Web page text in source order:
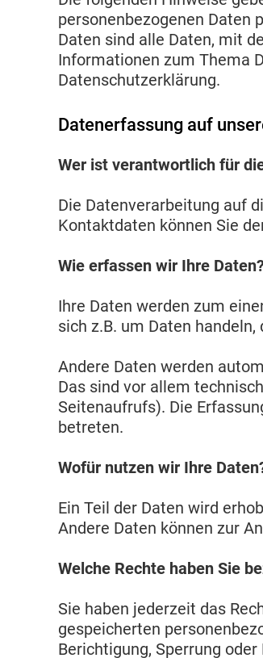
personenbezogenen Daten
Daten sind alle Daten, mit
Informationen zum Thema
Datenschutzerklärung.
Datenerfassung auf
Wer ist verantwortlich für
Die Datenverarbeitung auf
Kontaktdaten können Sie
Wie erfassen wir Ihre
Ihre Daten werden zum
sich z.B. um Daten
Andere Daten werden
Das sind vor allem
Seitenaufrufs). Die
betreten.
Wofür nutzen wir Ihre
Ein Teil der Daten wird
Andere Daten können zur
Welche Rechte haben Sie
Sie haben jederzeit das
gespeicherten
Berichtigung, Sperrung